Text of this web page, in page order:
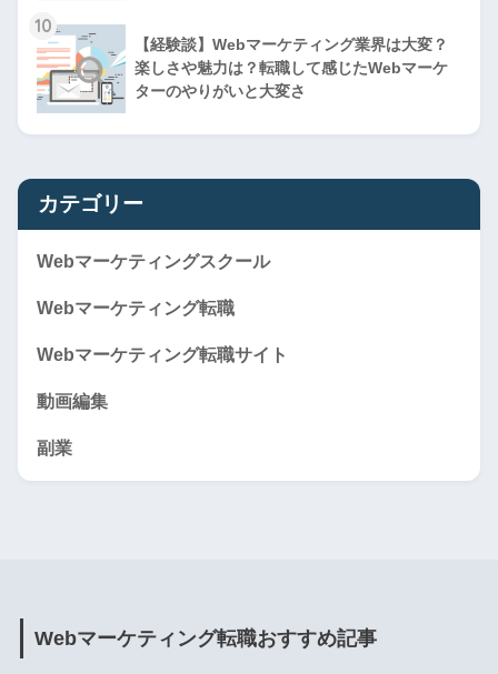
10
【経験談】Webマーケティング業界は大変？
楽しさや魅力は？転職して感じたWebマーケ
ターのやりがいと大変さ
カテゴリー
Webマーケティングスクール
Webマーケティング転職
Webマーケティング転職サイト
動画編集
副業
Webマーケティング転職おすすめ記事